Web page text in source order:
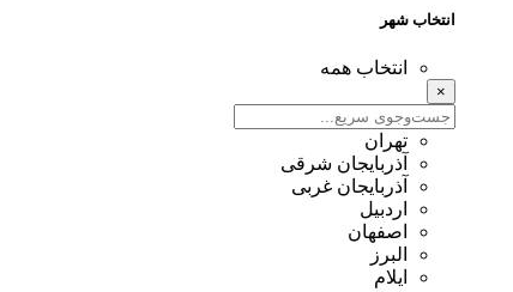
انتخاب شهر
انتخاب همه
×
تهران
آذربایجان شرقی
آذربایجان غربی
اردبیل
اصفهان
البرز
ایلام